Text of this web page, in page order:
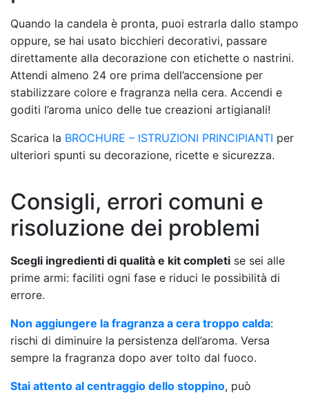
Quando la candela è pronta, puoi estrarla dallo stampo
oppure, se hai usato bicchieri decorativi, passare
direttamente alla decorazione con etichette o nastrini.
Attendi almeno 24 ore prima dell’accensione per
stabilizzare colore e fragranza nella cera. Accendi e
goditi l’aroma unico delle tue creazioni artigianali!
Scarica la BROCHURE – ISTRUZIONI PRINCIPIANTI per
ulteriori spunti su decorazione, ricette e sicurezza.
Consigli, errori comuni e
risoluzione dei problemi
Scegli ingredienti di qualità e kit completi se sei alle
prime armi: faciliti ogni fase e riduci le possibilità di
errore.
Non aggiungere la fragranza a cera troppo calda:
rischi di diminuire la persistenza dell’aroma. Versa
sempre la fragranza dopo aver tolto dal fuoco.
Stai attento al centraggio dello stoppino, può